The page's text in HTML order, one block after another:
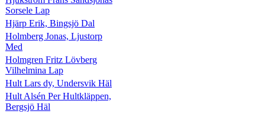
Sorsele Lap
Hjärp Erik, Bingsjö Dal
Holmberg Jonas, Ljustorp
Med
Holmgren Fritz Lövberg
Vilhelmina Lap
Hult Lars dy, Undersvik Häl
Hult Alsén Per Hultkläppen,
Bergsjö Häl